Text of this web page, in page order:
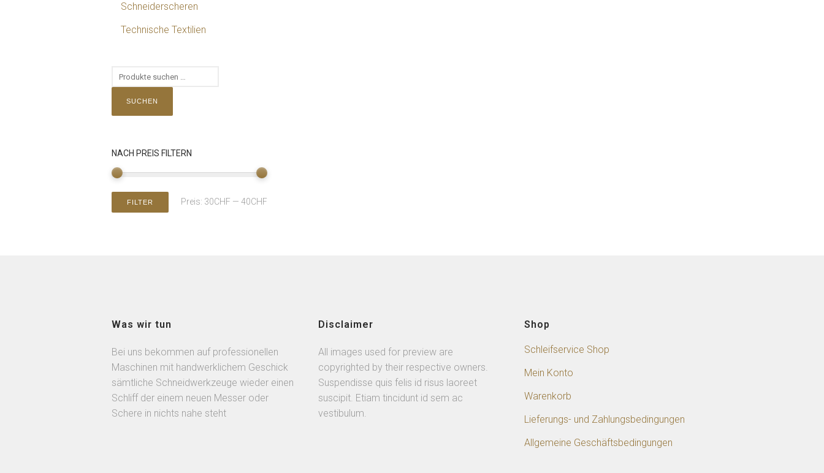
Schneiderscheren
Technische Textilien
SUCHEN
NACH PREIS FILTERN
FILTER Preis: 30CHF — 40CHF
Was wir tun
Bei uns bekommen auf professionellen
Maschinen mit handwerklichem Geschick
sämtliche Schneidwerkzeuge wieder einen
Schliff der einem neuen Messer oder
Schere in nichts nahe steht
Disclaimer
All images used for preview are
copyrighted by their respective owners.
Suspendisse quis felis id risus laoreet
suscipit. Etiam tincidunt id sem ac
vestibulum.
Shop
Schleifservice Shop
Mein Konto
Warenkorb
Lieferungs- und Zahlungsbedingungen
Allgemeine Geschäftsbedingungen